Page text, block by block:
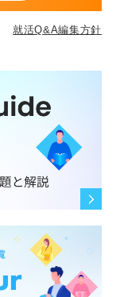
就活Q&A編集方針